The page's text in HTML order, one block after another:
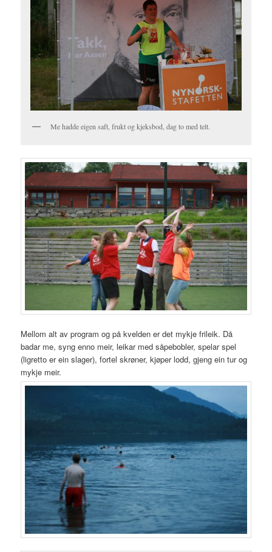
Me hadde eigen saft, frukt og kjeksbod, dag to med telt.
Mellom alt av program og på kvelden er det mykje frileik. Då
badar me, syng enno meir, leikar med såpebobler, spelar spel
(ligretto er ein slager), fortel skrøner, kjøper lodd, gjeng ein tur og
mykje meir.